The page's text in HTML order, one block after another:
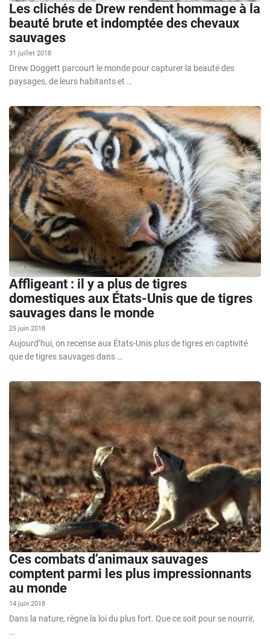
Les clichés de Drew rendent hommage à la
beauté brute et indomptée des chevaux
sauvages
31 juillet 2018
Drew Doggett parcourt le monde pour capturer la beauté des
paysages, de leurs habitants et …
Affligeant : il y a plus de tigres
domestiques aux États-Unis que de tigres
sauvages dans le monde
25 juin 2018
Aujourd’hui, on recense aux États-Unis plus de tigres en captivité
que de tigres sauvages dans …
Ces combats d’animaux sauvages
comptent parmi les plus impressionnants
au monde
14 juin 2018
Dans la nature, règne la loi du plus fort. Que ce soit pour se nourrir,
…